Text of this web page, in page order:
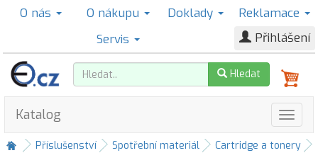
O nás O nákupu Doklady
Reklamace
Servis
Přihlášení
Hledat
Katalog
Příslušenství Spotřební materiál Cartridge a tonery